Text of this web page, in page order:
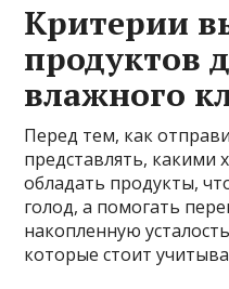
Критерии
продуктов
влажного
Перед тем, как
представлять, какими
обладать продукты,
голод, а помогать
накопленную
которые стоит